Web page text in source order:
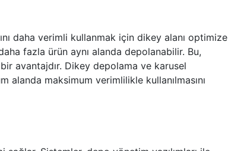
daha verimli kullanmak için dikey alanı optimize
fazla ürün aynı alanda depolanabilir. Bu,
avantajdır. Dikey depolama ve karusel
alanda maksimum verimlilikle kullanılmasını